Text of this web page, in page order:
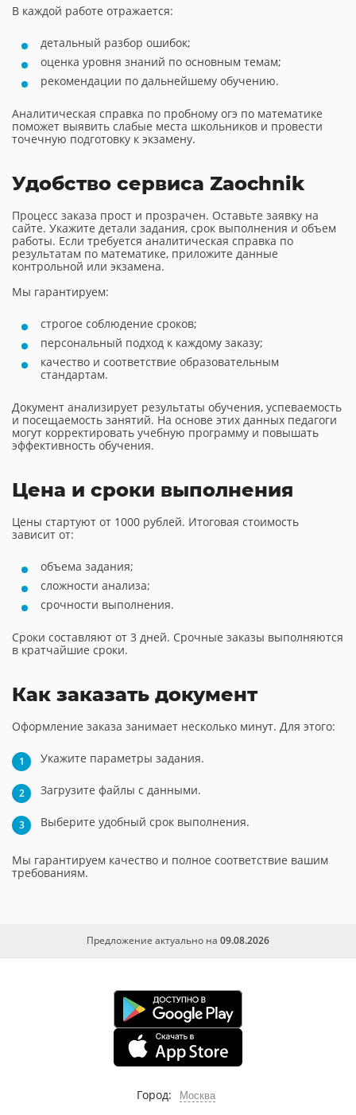
В каждой работе отражается:
детальный разбор ошибок;
оценка уровня знаний по основным темам;
рекомендации по дальнейшему обучению.
Аналитическая справка по пробному огэ по математике
поможет выявить слабые места школьников и провести
точечную подготовку к экзамену.
Удобство сервиса Zaochnik
Процесс заказа прост и прозрачен. Оставьте заявку на
сайте. Укажите детали задания, срок выполнения и объем
работы. Если требуется аналитическая справка по
результатам по математике, приложите данные
контрольной или экзамена.
Мы гарантируем:
строгое соблюдение сроков;
персональный подход к каждому заказу;
качество и соответствие образовательным
стандартам.
Документ анализирует результаты обучения, успеваемость
и посещаемость занятий. На основе этих данных педагоги
могут корректировать учебную программу и повышать
эффективность обучения.
Цена и сроки выполнения
Цены стартуют от 1000 рублей. Итоговая стоимость
зависит от:
объема задания;
сложности анализа;
срочности выполнения.
Сроки составляют от 3 дней. Срочные заказы выполняются
в кратчайшие сроки.
Как заказать документ
Оформление заказа занимает несколько минут. Для этого:
Укажите параметры задания.
Загрузите файлы с данными.
Выберите удобный срок выполнения.
Мы гарантируем качество и полное соответствие вашим
требованиям.
Предложение актуально на 09.08.2026
Город: Москва